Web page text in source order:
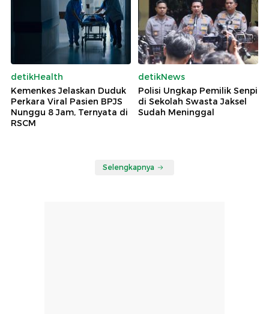
detikHealth
Kemenkes Jelaskan Duduk
Perkara Viral Pasien BPJS
Nunggu 8 Jam, Ternyata di
RSCM
detikNews
Polisi Ungkap Pemilik Senpi
di Sekolah Swasta Jaksel
Sudah Meninggal
Selengkapnya